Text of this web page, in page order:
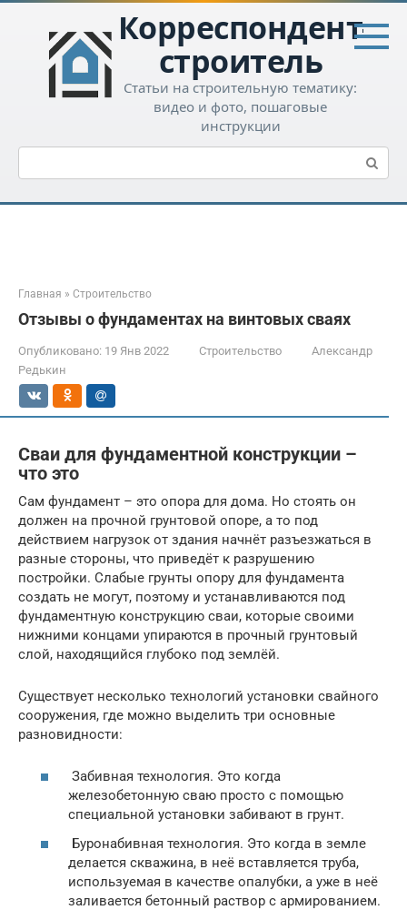
Перейти
контенту
Корреспондент-
строитель
Статьи на строительную тематику:
видео и фото, пошаговые
инструкции
Поиск:
Главная » Строительство
Отзывы о фундаментах на винтовых сваях
Опубликовано: 19 Янв 2022 Строительство
Александр
Редькин
Сваи для фундаментной конструкции –
что это
Сам фундамент – это опора для дома. Но стоять он
должен на прочной грунтовой опоре, а то под
действием нагрузок от здания начнёт разъезжаться в
разные стороны, что приведёт к разрушению
постройки. Слабые грунты опору для фундамента
создать не могут, поэтому и устанавливаются под
фундаментную конструкцию сваи, которые своими
нижними концами упираются в прочный грунтовый
слой, находящийся глубоко под землёй.
Существует несколько технологий установки свайного
сооружения, где можно выделить три основные
разновидности:
Забивная технология. Это когда
железобетонную сваю просто с помощью
специальной установки забивают в грунт.
Буронабивная технология. Это когда в земле
делается скважина, в неё вставляется труба,
используемая в качестве опалубки, а уже в неё
заливается бетонный раствор с армированием.